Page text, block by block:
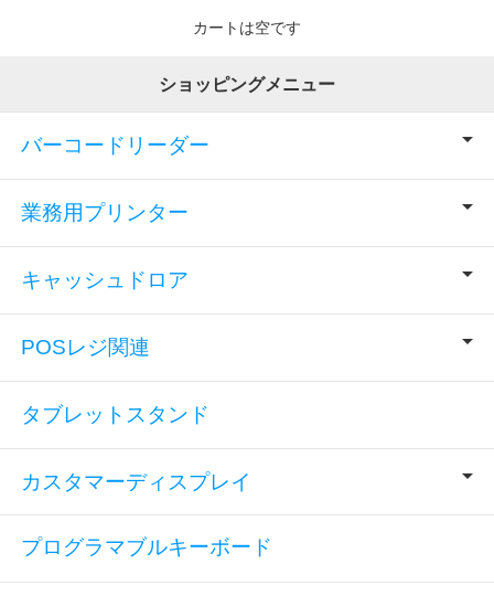
カートは空です
ショッピングメニュー
バーコードリーダー
業務用プリンター
キャッシュドロア
POSレジ関連
タブレットスタンド
カスタマーディスプレイ
プログラマブルキーボード